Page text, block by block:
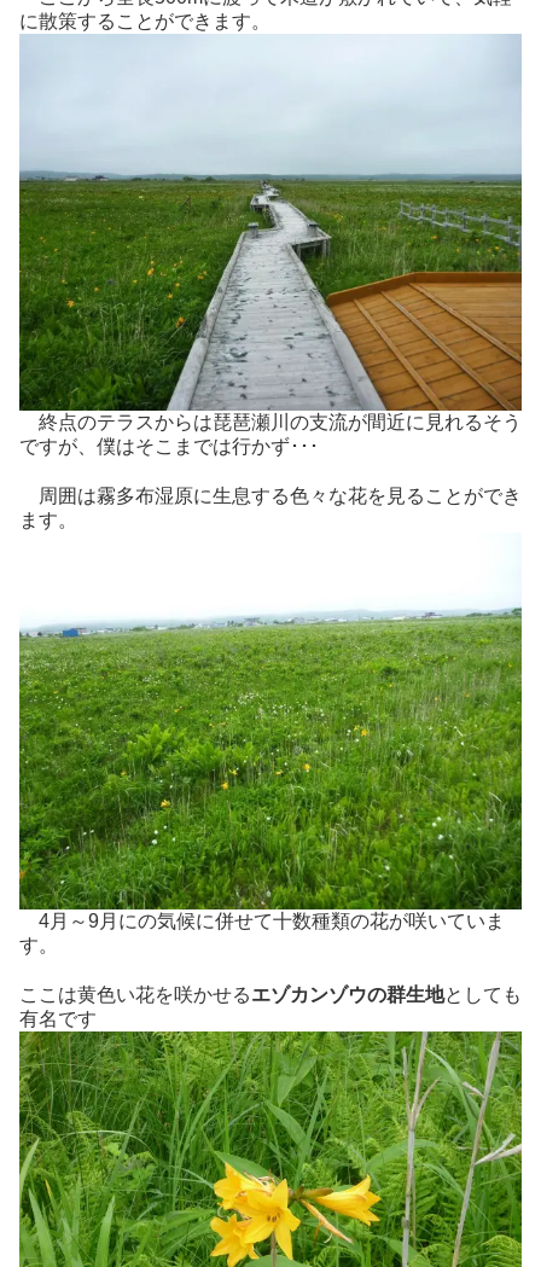
に散策することができます。
終点のテラスからは琵琶瀬川の支流が間近に見れるそう
ですが、僕はそこまでは行かず･･･
周囲は霧多布湿原に生息する色々な花を見ることができ
ます。
4月～9月にの気候に併せて十数種類の花が咲いていま
す。
ここは黄色い花を咲かせるエゾカンゾウの群生地としても
有名です